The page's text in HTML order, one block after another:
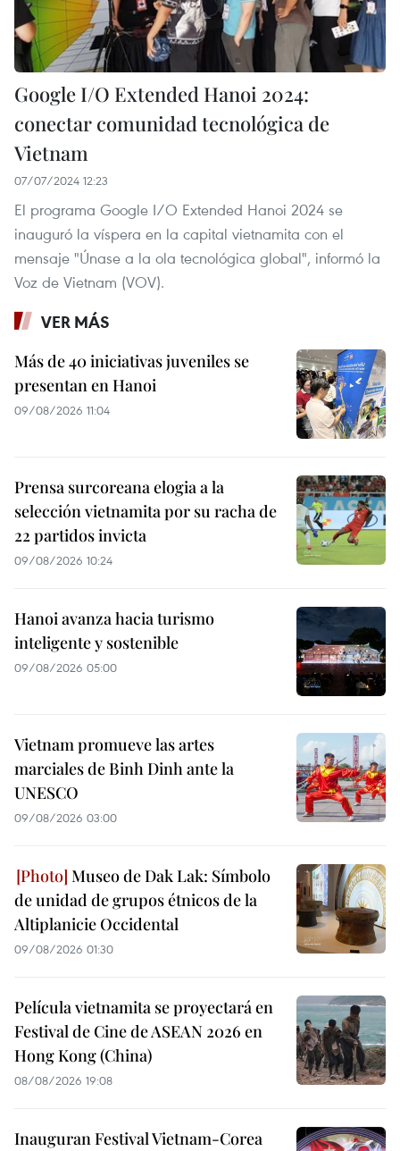
Google I/O Extended Hanoi 2024:
conectar comunidad tecnológica de
Vietnam
07/07/2024 12:23
El programa Google I/O Extended Hanoi 2024 se
inauguró la víspera en la capital vietnamita con el
mensaje "Únase a la ola tecnológica global", informó la
Voz de Vietnam (VOV).
VER MÁS
Más de 40 iniciativas juveniles se
presentan en Hanoi
09/08/2026 11:04
Prensa surcoreana elogia a la
selección vietnamita por su racha de
22 partidos invicta
09/08/2026 10:24
Hanoi avanza hacia turismo
inteligente y sostenible
09/08/2026 05:00
Vietnam promueve las artes
marciales de Binh Dinh ante la
UNESCO
09/08/2026 03:00
Museo de Dak Lak: Símbolo
de unidad de grupos étnicos de la
Altiplanicie Occidental
09/08/2026 01:30
Película vietnamita se proyectará en
Festival de Cine de ASEAN 2026 en
Hong Kong (China)
08/08/2026 19:08
Inauguran Festival Vietnam-Corea